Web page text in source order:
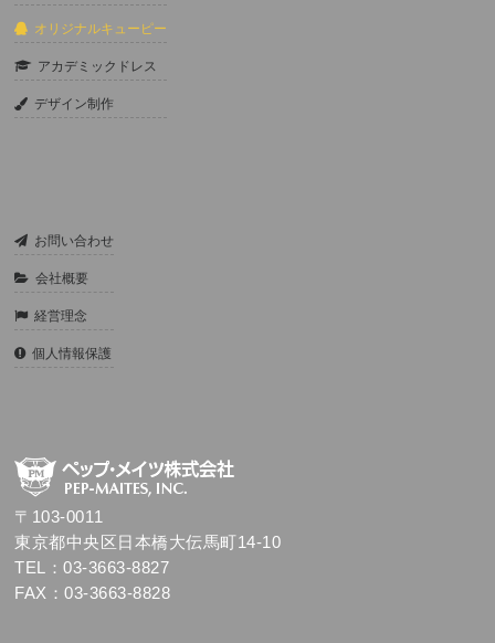
オリジナルキューピー
アカデミックドレス
デザイン制作
お問い合わせ
会社概要
経営理念
個人情報保護
〒103-0011
東京都中央区日本橋大伝馬町14-10
TEL：03-3663-8827
FAX：03-3663-8828